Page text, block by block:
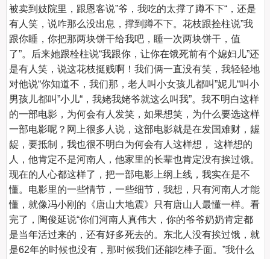
被卖到妓院里，跟恩客说”爷，我吃的太撑了蹲不下“，还是
有人笑，说咋那么没出息，撑到蹲不下。花枝跟拴柱说”我
跟你睡，你把那两块饼干给我吧，睡一次两块饼干，值
了”。后来她跟栓柱说“我跟你，让你在饿死前有个媳妇儿”还
是有人笑，说这花枝挺贱啊！我们俩一直没有笑，我轻轻地
对他说“你知道不，我们那，老人叫小女孩儿都叫”妮儿“叫小
男孩儿都叫”小儿“，我姥我姥爷就这么叫我”。我不明白这样
的一部电影，为何会有人发笑，如果想笑，为什么要选这样
一部电影呢？网上很多人说，这部电影就是在发国难财，龌
龊，要抵制，我也很不明白为何会有人这样想， 这样想的
人，他肯定不是河南人，他家里的长辈也肯定没有挨过饿。
现在的人心都这样了，把一部电影上纲上线，我实在是不
懂。电影里的一些情节，一些细节，我想，只有河南人才能
懂，就像冯小刚的《唐山大地震》只有唐山人最懂一样。看
完了，陶俊延说“你们河南人真伟大，你的爷爷奶奶肯定都
是当年活过来的，还有好多死去的。东北人没有挨过饿，就
是62年的时候也没有，那时候我们还能吃棒子面。”我什么